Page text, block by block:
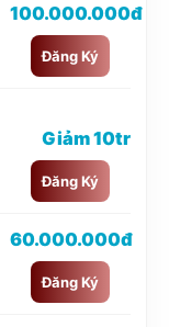
100.000.000đ
Đăng Ký
Giảm 10tr
Đăng Ký
60.000.000đ
Đăng Ký